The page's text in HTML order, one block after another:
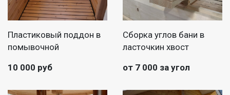
Пластиковый поддон в
помывочной
10 000 руб
Сборка углов бани в
ласточкин хвост
от 7 000 за угол